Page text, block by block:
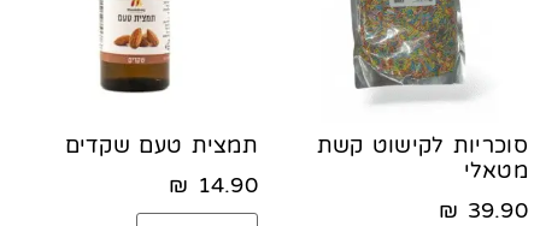
סוכריות לקישוט קשת
מטאלי
39.90
₪
תמצית טעם שקדים
14.90
₪